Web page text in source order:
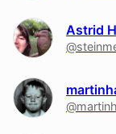
Astrid